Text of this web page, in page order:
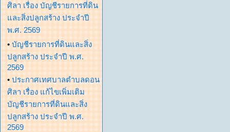
ศิลา เรื่อง บัญชีรายการที่ดิน
และสิ่งปลูกสร้าง ประจำปี
พ.ศ. 2569
• บัญชีรายการที่ดินและสิ่ง
ปลูกสร้าง ประจำปี พ.ศ.
2569
• ประกาศเทศบาลตำบลดอน
ศิลา เรื่อง แก้ไขเพิ่มเติม
บัญชีรายการที่ดินและสิ่ง
ปลูกสร้าง ประจำปี พ.ศ.
2569